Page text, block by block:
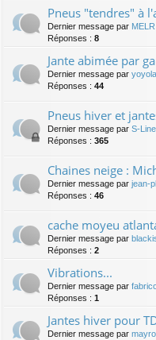
Pneus "tendres" à
Dernier message par MELR
Réponses : 8
Jante abimée par
Dernier message par
Réponses : 44
Pneus hiver et
Dernier message par S-Line
Réponses : 365
Chaines neige :
Dernier message par jean-
Réponses : 46
cache moyeu
Dernier message par
Réponses : 2
Vibrations...
Dernier message par
Réponses : 1
Jantes hiver pour
Dernier message par